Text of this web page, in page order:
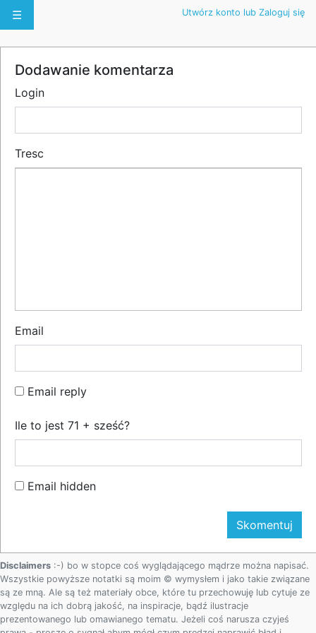
☰ Utwórz konto lub Zaloguj się
Dodawanie komentarza
Login
Tresc
Email
Email reply
Ile to jest 71 + sześć?
Email hidden
Disclaimers :-) bo w stopce coś wyglądającego mądrze można napisać.
Wszystkie powyższe notatki są moim © wymysłem i jako takie związane
są ze mną. Ale są też materiały obce, które tu przechowuję lub cytuje ze
względu na ich dobrą jakość, na inspiracje, bądź ilustracje
prezentowanego lub omawianego tematu. Jeżeli coś narusza czyjeś